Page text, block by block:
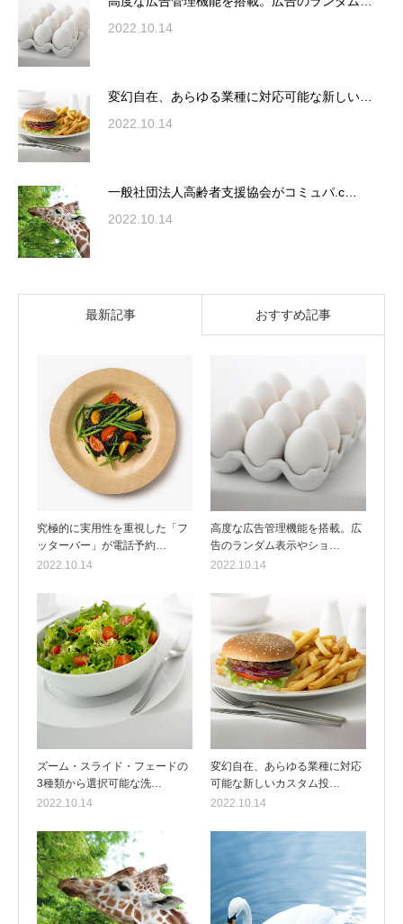
2022.10.14
変幻自在、あらゆる業種に対応可能な新しい…
2022.10.14
一般社団法人高齢者支援協会がコミュパ.c…
2022.10.14
最新記事 おすすめ記事
究極的に実用性を重視した「フ
ッターバー」が電話予約…
2022.10.14
高度な広告管理機能を搭載。広
告のランダム表示やショ…
2022.10.14
ズーム・スライド・フェードの
3種類から選択可能な洗…
2022.10.14
変幻自在、あらゆる業種に対応
可能な新しいカスタム投…
2022.10.14